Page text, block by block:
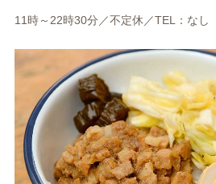
11時～22時30分／不定休／TEL：なし